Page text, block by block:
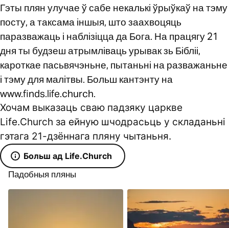
Гэты плян улучае ў сабе некалькі ўрыўкаў на тэму
посту, а таксама іншыя, што заахвоцяць
паразважаць і наблізіцца да Бога. На працягу 21
дня ты будзеш атрымліваць урывак зь Бібліі,
кароткае пасьвячэньне, пытаньні на разважаньне
і тэму для малітвы. Больш кантэнту на
www.finds.life.church.
Хочам выказаць сваю падзяку царкве
Life.Church за ейную шчодрасьць у складаньні
гэтага 21-дзённага пляну чытаньня.
Больш ад Life.Church
Падобныя пляны